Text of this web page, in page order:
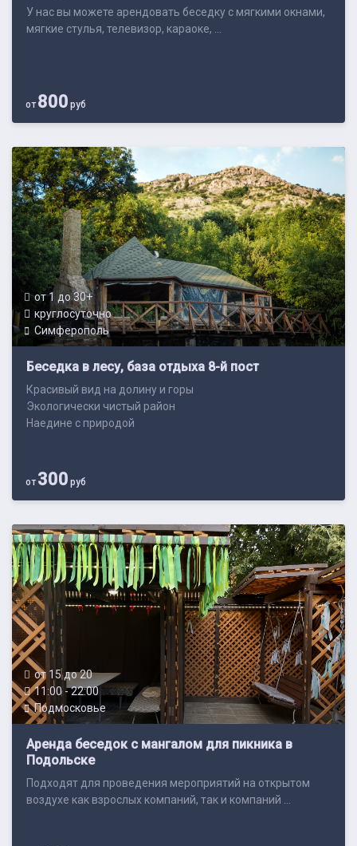
У нас вы можете арендовать беседку с мягкими окнами,
мягкие стулья, телевизор, караоке, ...
от800 руб
от 1 до 30+
круглосуточно
Симферополь
Беседка в лесу, база отдыха 8-й пост
Красивый вид на долину и горы
Экологически чистый район
Наедине с природой
от300 руб
от 15 до 20
11:00 - 22:00
Подмосковье
Аренда беседок с мангалом для пикника в
Подольске
Подходят для проведения мероприятий на открытом
воздухе как взрослых компаний, так и компаний ...